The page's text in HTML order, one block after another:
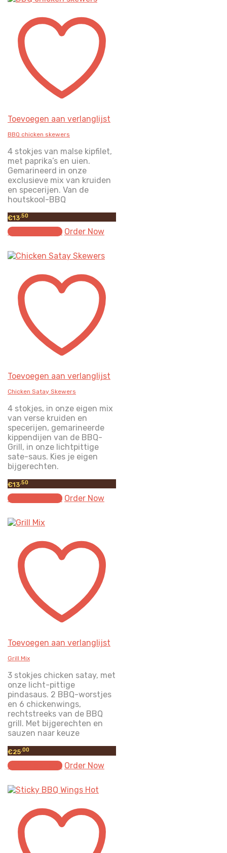
Toevoegen aan verlanglijst
BBQ chicken skewers
4 stokjes van malse kipfilet,
met paprika’s en uien.
Gemarineerd in onze
exclusieve mix van kruiden
en specerijen. Van de
houtskool-BBQ
€13.50
Select options Order Now
Toevoegen aan verlanglijst
Chicken Satay Skewers
4 stokjes, in onze eigen mix
van verse kruiden en
specerijen, gemarineerde
kippendijen van de BBQ-
Grill, in onze lichtpittige
sate-saus. Kies je eigen
bijgerechten.
€13.50
Select options Order Now
Toevoegen aan verlanglijst
Grill Mix
3 stokjes chicken satay, met
onze licht-pittige
pindasaus. 2 BBQ-worstjes
en 6 chickenwings,
rechtstreeks van de BBQ
grill. Met bijgerechten en
sauzen naar keuze
€25 .00
Select options Order Now